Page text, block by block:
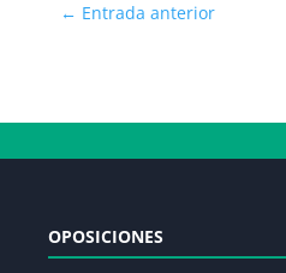
← Entrada anterior
OPOSICIONES